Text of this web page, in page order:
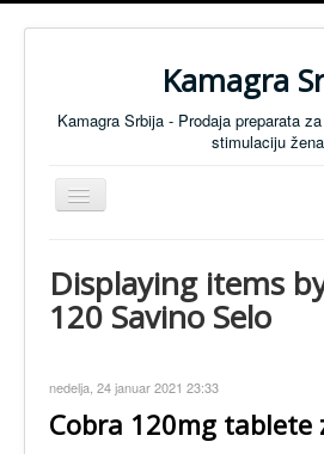
Kamagra
Kamagra Srbija - Prodaja preparata
stimulaciju žena
Isključi
navigaciju
Preparati za Žene
Tablete za koncentraciju
Preparati za Potenciju - Cenovnik
Displaying items
120 Savino Selo
nedelja, 24 januar 2021 23:33
Cobra 120mg tablete